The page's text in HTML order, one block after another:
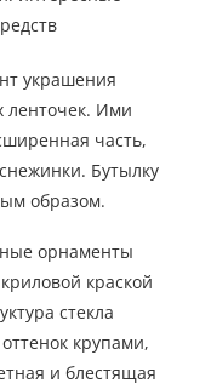
украшения
ленточек. Ими
часть,
Бутылку
образом.
орнаменты
краской
стекла
крупами,
и блестящая